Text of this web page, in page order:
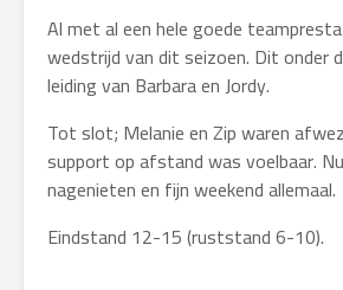
Al met al een hele goede
wedstrijd van dit seizoen. Dit onder
leiding van Barbara en Jordy.
Tot slot; Melanie en Zip waren
support op afstand was voelbaar.
nagenieten en fijn weekend allemaal.
Eindstand 12-15 (ruststand 6-10).